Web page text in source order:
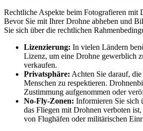
Rechtliche Aspekte beim Fotografieren mit
Bevor Sie mit Ihrer Drohne abheben und
Sie sich über die rechtlichen
Lizenzierung: In vielen Ländern
Lizenz, um eine Drohne gewerblich
verkaufen.
Privatsphäre: Achten Sie darauf,
Menschen zu respektieren.
Zustimmung aufgenommen oder
No-Fly-Zonen: Informieren Sie sich
das Fliegen mit Drohnen verboten
von Flughäfen oder militärischen